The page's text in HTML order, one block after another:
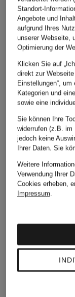
TOD'S
Shopper
1.500 €
Weitere
Standort-
Angebote und
aufgrund Ihres
unserer Webseite,
Optimierung der
Klicken Sie auf
direkt zur
Einstellungen“,
Kategorien und
sowie eine
Sie können Ihre
widerrufen (z.B. im
jedoch keine
Ihrer Daten. Sie
Weitere
Verwendung Ihrer
Cookies erheben,
Impressum.